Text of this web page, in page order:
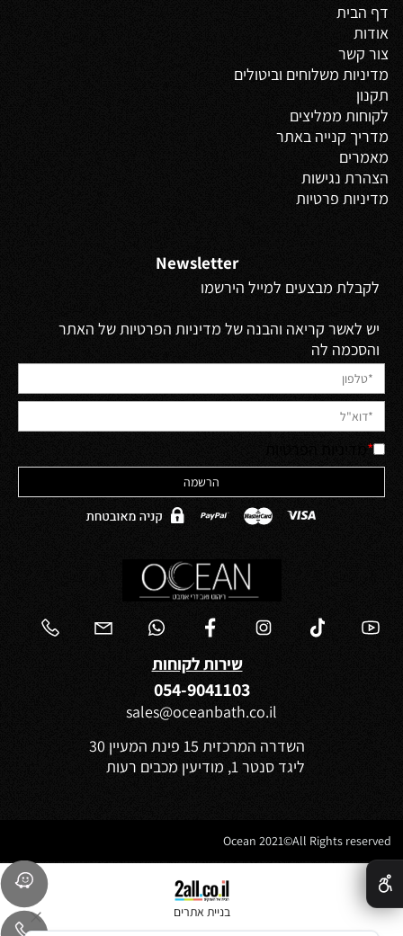
דף הבית
אודות
צור קשר
מדיניות משלוחים וביטולים
תקנון
לקוחות ממליצים
מדריך קנייה באתר
מאמרים
הצהרת נגישות
מדיניות פרטיות
Newsletter
לקבלת מבצעים למייל הירשמו
יש לאשר קריאה והבנה של מדיניות הפרטיות של האתר
והסכמה לה
*
שירות לקוחות
054-9041103
sales@oceanbath.co.il
השדרה המרכזית 15 פינת המעיין 30
ליגד סנטר 1, מודיעין מכבים רעות
בניית אתרים